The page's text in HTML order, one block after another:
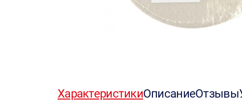
ХарактеристикиОписаниеОтзывы